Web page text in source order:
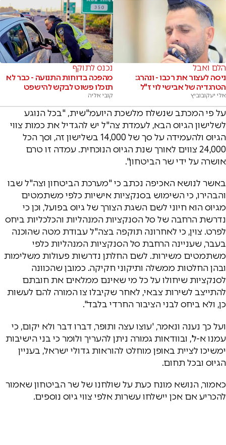
הלם ואבל
ניסה לעצור את רכבו - ונהרג:
הטרגדיה של אבישי לוי ז"ל
אלי יעקובוביץ
נכנס לתוקף
מהפכה בדוחות התנועה - כבר לא
תוכלו פשוט לבקש להישפט
קובי אליה
על פי המכתב שנשלח מלשכת היועמ"שית, "בכל הנוגע
לשלישון הגיוס הבא, לעמדת צה"ל יש להגדיל את כמות צווי
הגיוס ולהעמידה על סך של 14,000 בשלישון זה, וסך הכל
24,000 צווים לאורך שנת הגיוס הנוכחית. עמדה זו טרם
אושרה על ידי שר הביטחון".
באשר לנושא האכיפה נכתב כי "מערכת הביטחון וצה"ל שבו
והבהירו, כי השימוש בסנקציות אישיות כלפי משתמטים
מגיוס הוא חיוני לשם השגת הצורך של גיוס בפועל, וכן כי
נדרשת הרחבה של סל הסנקציות המנהליות והכלכליות ביחס
לפרט. צוין, כי לאחרונה תוקפה בצה"ל עבודת מטה שהוכנה
בעבר, שעניינה הרחבת סל הסנקציות המנהליות כלפי
משתמטים משירות. לשם החלתן נדרשות פעולות משלימות
ובהן החלטות ממשלה ותיקוני חקיקה. כמובן שהכוונה
לסנקציות שיחולו על כל מי שאינם ממלאים את חובתם
להתייצב לשירות צבאי, לאחר שקיבלו צו המורה להם לעשות
כן, ולא ביחס לבני הציבור החרדי בלבד".
ועל כך נענה ונאמר, 'עוצו עצה ותופר, דברו דבר ולא יקום, כי
עמנו א-ל', ובוודאות גמורה ניתן להעריך ולומר כי בני הישיבות
ימשיכו לציית באופן מוחלט להוראות גדולי ישראל, בעניין
הגיוס ובכל תחום.
כאמור, הנושא מונח כעת על שולחנו של שר הביטחון שאמור
להכריע אם אכן יישלחו עשרות אלפי צווי גיוס נוספים.